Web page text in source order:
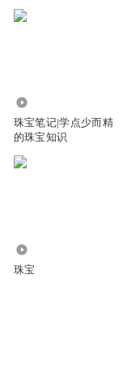
珠宝笔记|学点少而精
的珠宝知识
珠宝